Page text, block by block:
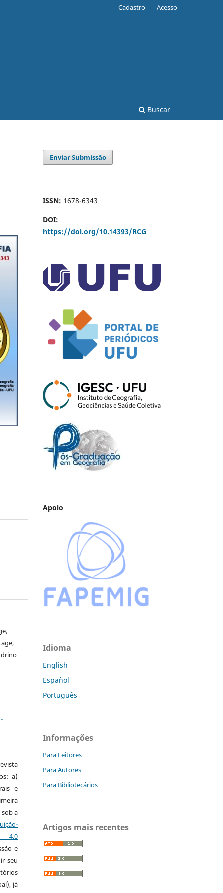
Buscar
Cadastro Acesso
a)
e
a
4.0
e
seu
já
Enviar Submissão
ISSN: 1678-6343
DOI:
https://doi.org/10.14393/RCG
Apoio
Idioma
English
Español
Português
Informações
Para Leitores
Para Autores
Para Bibliotecários
Artigos mais recentes